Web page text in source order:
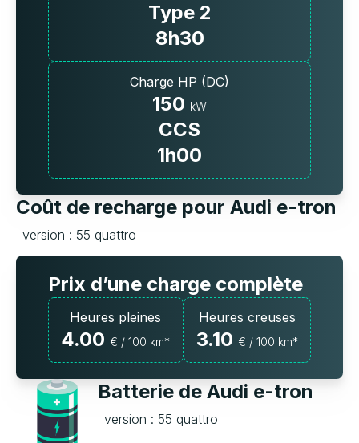
Type 2
8h30
Charge HP (DC)
150 kW
CCS
1h00
Coût de recharge pour Audi e-tron
version : 55 quattro
Prix d’une charge complète
Heures pleines
4.00 € / 100 km*
Heures creuses
3.10 € / 100 km*
Batterie de Audi e-tron
version : 55 quattro